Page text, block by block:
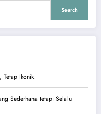
Search
Tetap Ikonik
Sederhana tetapi Selalu